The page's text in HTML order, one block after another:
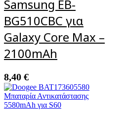
Samsung EB-
BG510CBC για
Galaxy Core Max –
2100mAh
8,40 €